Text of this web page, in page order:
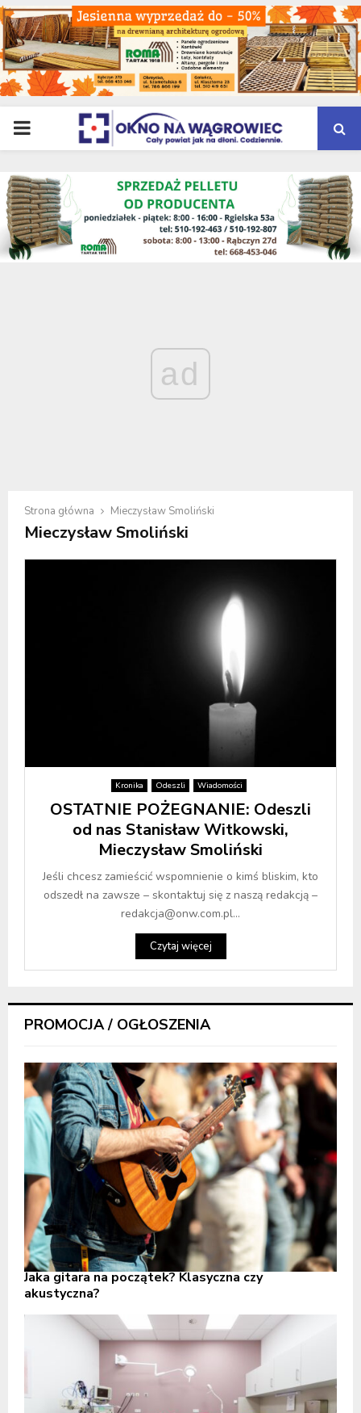
PRIMARY
MENU
ad
Strona główna Mieczysław Smoliński
Mieczysław Smoliński
Kronika Odeszli Wiadomości
OSTATNIE POŻEGNANIE: Odeszli
od nas Stanisław Witkowski,
Mieczysław Smoliński
Jeśli chcesz zamieścić wspomnienie o kimś bliskim, kto
odszedł na zawsze – skontaktuj się z naszą redakcją –
redakcja@onw.com.pl...
Czytaj więcej
PROMOCJA / OGŁOSZENIA
Jaka gitara na początek? Klasyczna czy
akustyczna?